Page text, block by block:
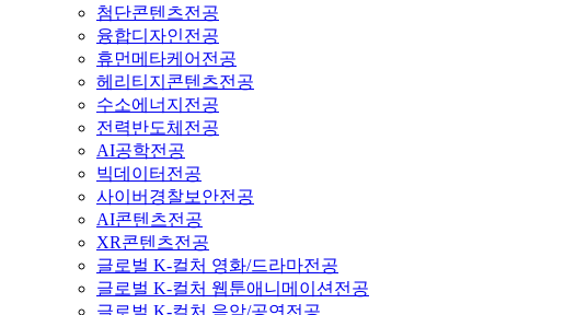
첨단콘텐츠전공
융합디자인전공
휴먼메타케어전공
헤리티지콘텐츠전공
수소에너지전공
전력반도체전공
AI공학전공
빅데이터전공
사이버경찰보안전공
AI콘텐츠전공
XR콘텐츠전공
글로벌 K-컬처 영화/드라마전공
글로벌 K-컬처 웹툰애니메이션전공
글로벌 K-컬처 음악/공연전공